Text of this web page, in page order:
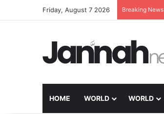
Friday, August 7 2026 Breaking News
HOME WORLD WORLD